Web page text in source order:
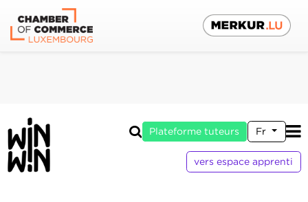
Plateforme tuteurs Fr
vers espace apprenti